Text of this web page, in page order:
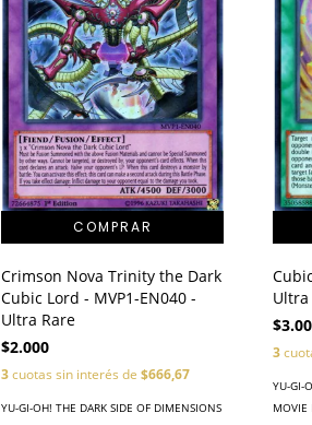
Crimson Nova Trinity the Dark
Cubic Lord - MVP1-EN040 -
Ultra Rare
$2.000
3cuotas sin interés de$666,67
YU-GI-OH! THE DARK SIDE OF DIMENSIONS
Ultra
3
YU-GI-
MOVIE